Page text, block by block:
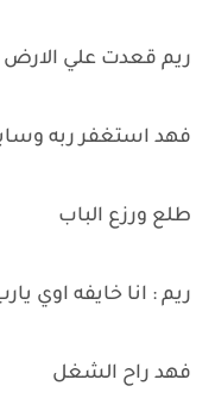
ريم قعدت علي
فهد استغفر ربه
طلع ورزع الباب
ريم : انا خايفه اوي
فهد راح الشغل